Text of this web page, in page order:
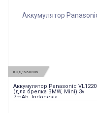
КОД: 560805
Аккумулятор Panasonic VL1220
(для брелка BMW, Mini) 3v
7mAh, Indonesia